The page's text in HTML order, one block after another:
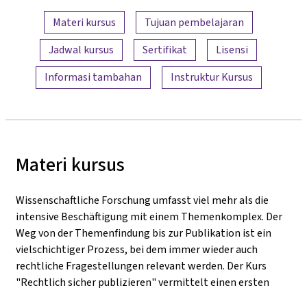
Ringkasan konten
Materi kursus
Tujuan pembelajaran
Jadwal kursus
Sertifikat
Lisensi
Informasi tambahan
Instruktur Kursus
Materi kursus
Wissenschaftliche Forschung umfasst viel mehr als die
intensive Beschäftigung mit einem Themenkomplex. Der
Weg von der Themenfindung bis zur Publikation ist ein
vielschichtiger Prozess, bei dem immer wieder auch
rechtliche Fragestellungen relevant werden. Der Kurs
"Rechtlich sicher publizieren" vermittelt einen ersten